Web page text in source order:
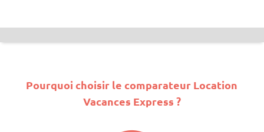
Pourquoi choisir le comparateur Location
Vacances Express ?